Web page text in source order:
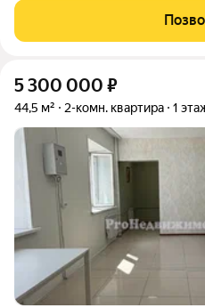
учеников, а также дошкольное
Монгун. Место хорошо
5 300 000 ₽
44,5 м² 2-комн. квартира 1